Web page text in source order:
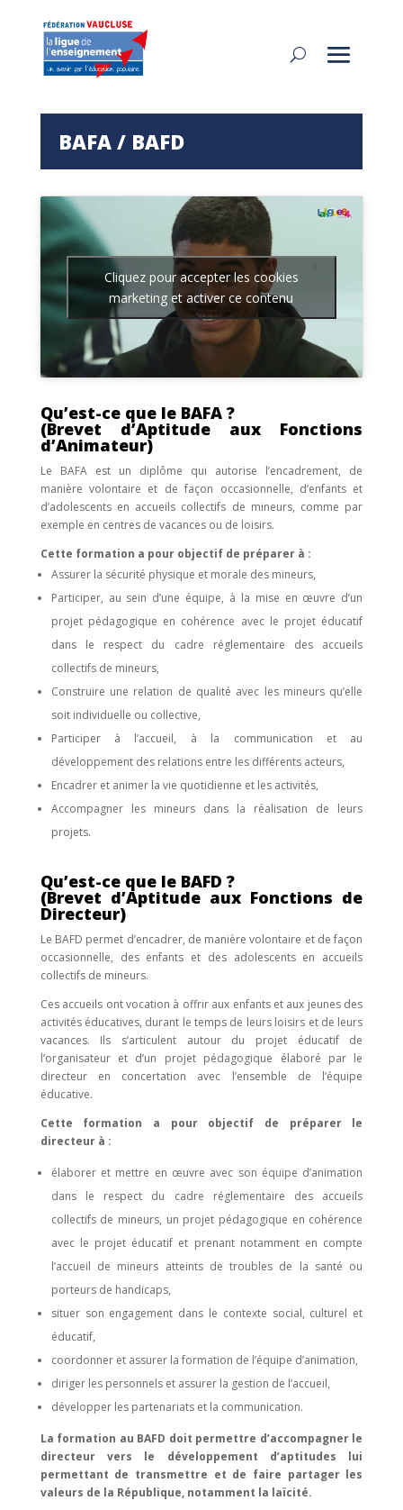
BAFA / BAFD
Cliquez pour accepter les cookies
marketing et activer ce contenu
Qu’est-ce que le BAFA ?
(Brevet d’Aptitude aux Fonctions
d’Animateur)
Le BAFA est un diplôme qui autorise l’encadrement, de
manière volontaire et de façon occasionnelle, d’enfants et
d’adolescents en accueils collectifs de mineurs, comme par
exemple en centres de vacances ou de loisirs.
Cette formation a pour objectif de préparer à :
Assurer la sécurité physique et morale des mineurs,
Participer, au sein d’une équipe, à la mise en œuvre d’un
projet pédagogique en cohérence avec le projet éducatif
dans le respect du cadre réglementaire des accueils
collectifs de mineurs,
Construire une relation de qualité avec les mineurs qu’elle
soit individuelle ou collective,
Participer à l’accueil, à la communication et au
développement des relations entre les différents acteurs,
Encadrer et animer la vie quotidienne et les activités,
Accompagner les mineurs dans la réalisation de leurs
projets.
Qu’est-ce que le BAFD ?
(Brevet d’Aptitude aux Fonctions de
Directeur)
Le BAFD permet d’encadrer, de manière volontaire et de façon
occasionnelle, des enfants et des adolescents en accueils
collectifs de mineurs.
Ces accueils ont vocation à offrir aux enfants et aux jeunes des
activités éducatives, durant le temps de leurs loisirs et de leurs
vacances. Ils s’articulent autour du projet éducatif de
l’organisateur et d’un projet pédagogique élaboré par le
directeur en concertation avec l’ensemble de l’équipe
éducative.
Cette formation a pour objectif de préparer le
directeur à :
élaborer et mettre en œuvre avec son équipe d’animation
dans le respect du cadre réglementaire des accueils
collectifs de mineurs, un projet pédagogique en cohérence
avec le projet éducatif et prenant notamment en compte
l’accueil de mineurs atteints de troubles de la santé ou
porteurs de handicaps,
situer son engagement dans le contexte social, culturel et
éducatif,
coordonner et assurer la formation de l’équipe d’animation,
diriger les personnels et assurer la gestion de l’accueil,
développer les partenariats et la communication.
La formation au BAFD doit permettre d’accompagner le
directeur vers le développement d’aptitudes lui
permettant de transmettre et de faire partager les
valeurs de la République, notamment la laïcité.